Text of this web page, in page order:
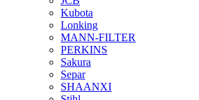
Kubota
Lonking
MANN-FILTER
PERKINS
Sakura
Separ
SHAANXI